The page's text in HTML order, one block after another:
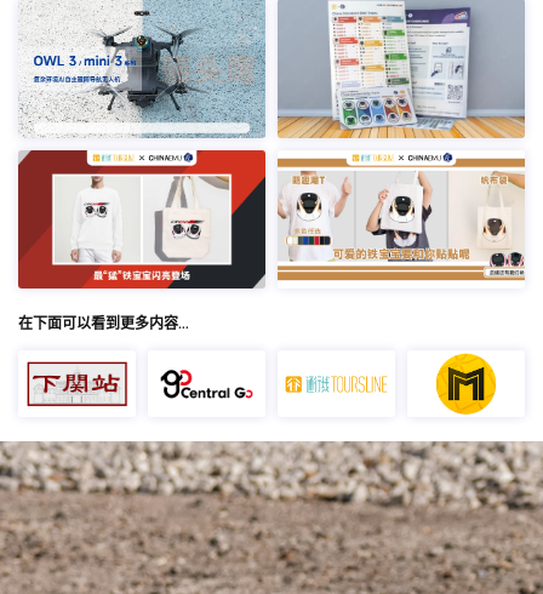
在下面可以看到更多内容…